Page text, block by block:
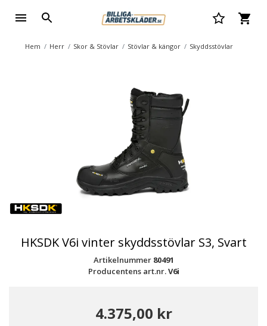
Hem Herr Skor & Stövlar Stövlar & kängor Skyddsstövlar
HKSDK V6i vinter skyddsstövlar S3, Svart
Artikelnummer 80491
Producentens art.nr.V6i
4.375,00 kr